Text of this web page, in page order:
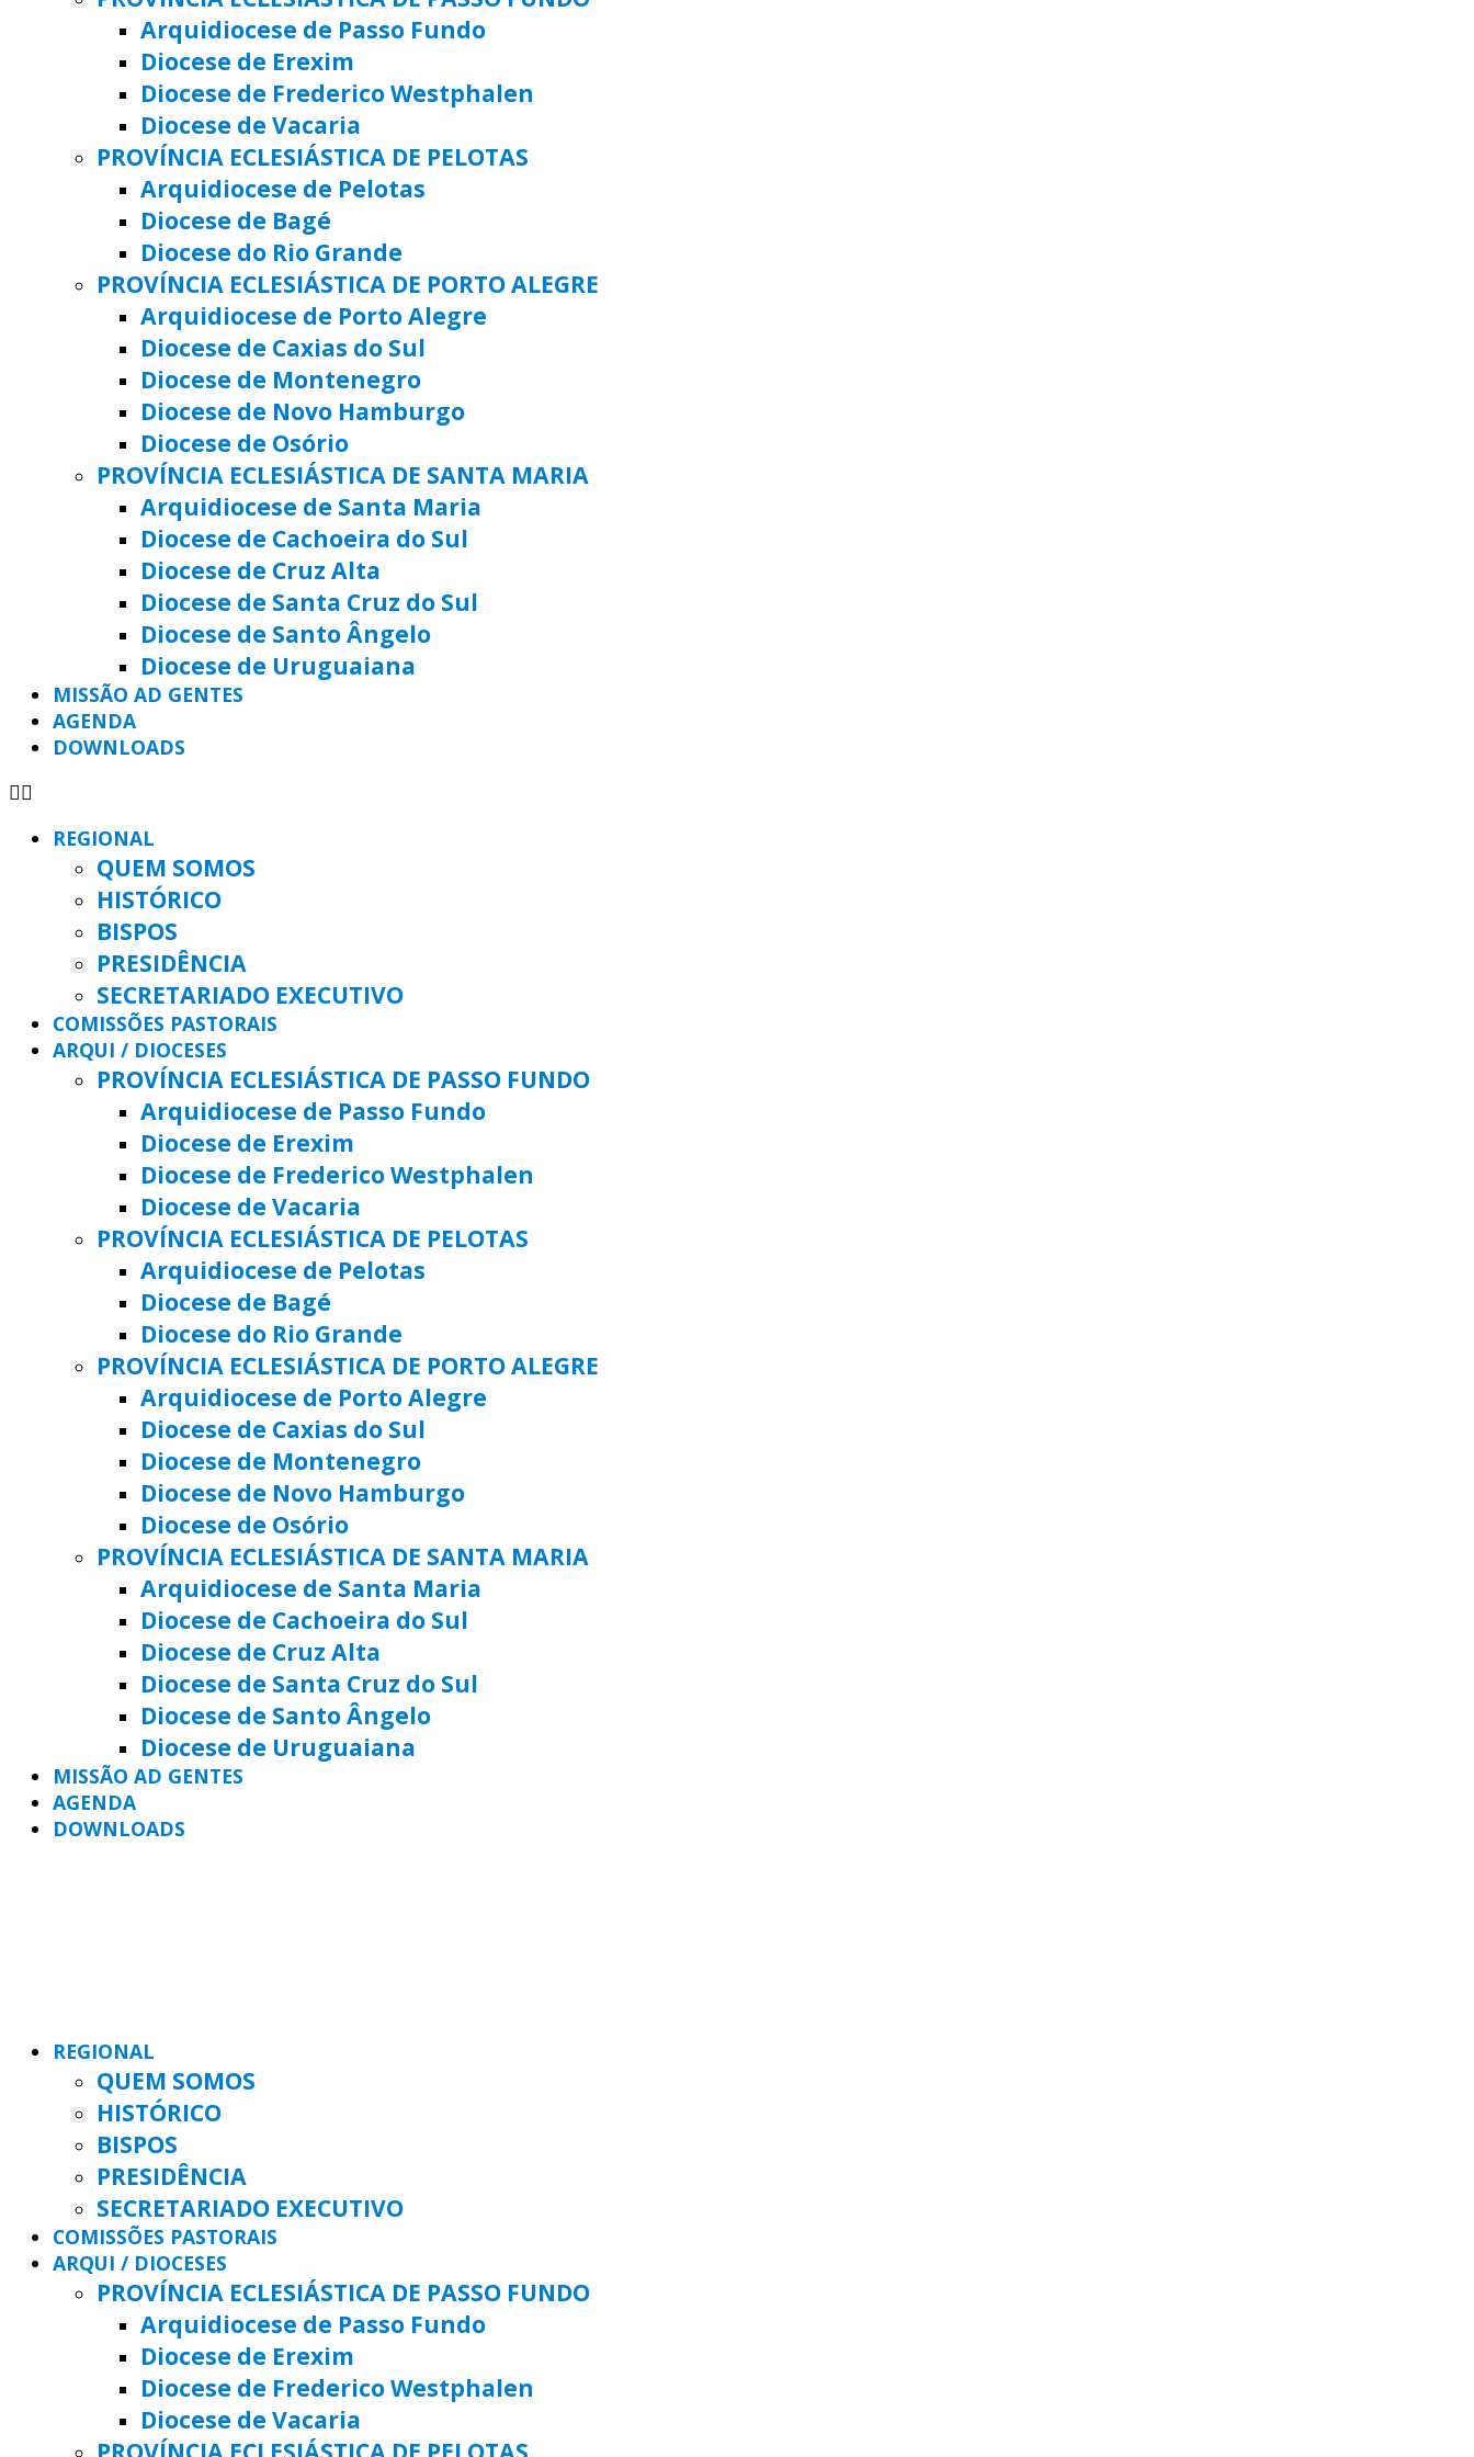
Arquidiocese de Passo Fundo
Diocese de Erexim
Diocese de Frederico Westphalen
Diocese de Vacaria
PROVÍNCIA ECLESIÁSTICA DE PELOTAS
Arquidiocese de Pelotas
Diocese de Bagé
Diocese do Rio Grande
PROVÍNCIA ECLESIÁSTICA DE PORTO ALEGRE
Arquidiocese de Porto Alegre
Diocese de Caxias do Sul
Diocese de Montenegro
Diocese de Novo Hamburgo
Diocese de Osório
PROVÍNCIA ECLESIÁSTICA DE SANTA MARIA
Arquidiocese de Santa Maria
Diocese de Cachoeira do Sul
Diocese de Cruz Alta
Diocese de Santa Cruz do Sul
Diocese de Santo Ângelo
Diocese de Uruguaiana
MISSÃO AD GENTES
AGENDA
DOWNLOADS
REGIONAL
QUEM SOMOS
HISTÓRICO
BISPOS
PRESIDÊNCIA
SECRETARIADO EXECUTIVO
COMISSÕES PASTORAIS
ARQUI / DIOCESES
PROVÍNCIA ECLESIÁSTICA DE PASSO FUNDO
Arquidiocese de Passo Fundo
Diocese de Erexim
Diocese de Frederico Westphalen
Diocese de Vacaria
PROVÍNCIA ECLESIÁSTICA DE PELOTAS
Arquidiocese de Pelotas
Diocese de Bagé
Diocese do Rio Grande
PROVÍNCIA ECLESIÁSTICA DE PORTO ALEGRE
Arquidiocese de Porto Alegre
Diocese de Caxias do Sul
Diocese de Montenegro
Diocese de Novo Hamburgo
Diocese de Osório
PROVÍNCIA ECLESIÁSTICA DE SANTA MARIA
Arquidiocese de Santa Maria
Diocese de Cachoeira do Sul
Diocese de Cruz Alta
Diocese de Santa Cruz do Sul
Diocese de Santo Ângelo
Diocese de Uruguaiana
MISSÃO AD GENTES
AGENDA
DOWNLOADS
REGIONAL
QUEM SOMOS
HISTÓRICO
BISPOS
PRESIDÊNCIA
SECRETARIADO EXECUTIVO
COMISSÕES PASTORAIS
ARQUI / DIOCESES
PROVÍNCIA ECLESIÁSTICA DE PASSO FUNDO
Arquidiocese de Passo Fundo
Diocese de Erexim
Diocese de Frederico Westphalen
Diocese de Vacaria